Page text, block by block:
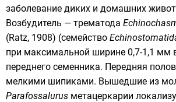
заболевание диких и домашних
Возбудитель — трематода
(Ratz, 1908) (семейство
при максимальной ширине 0,7-1,1 мм
переднего семенника. Передняя
мелкими шипиками. Вышедшие из
Parafossalurus метацеркарии